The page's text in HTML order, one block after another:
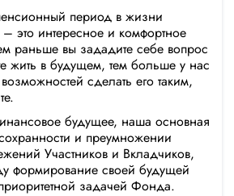
период в жизни
это интересное и комфортное
раньше вы зададите себе вопрос
жить в будущем, тем больше у нас
сделать его таким,
будущее, наша основная
и преумножении
Участников и Вкладчиков,
формирование своей будущей
задачей Фонда.